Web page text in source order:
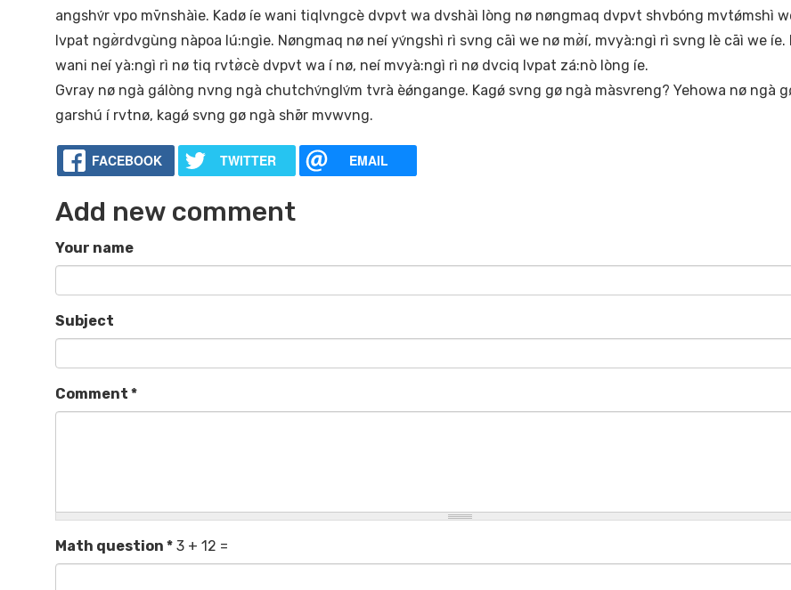
angshv́r vpo mv̄nshàìe. Kadø íe wani tiqlvngcè dvpvt wa dvshàì lòng nø nøngmaq dvpvt shvbóng mvtǿmshì
lvpat ngø̀rdvgùng nàpoa lú:ngìe. Nøngmaq nø neí yv́ngshì rì svng cāì we nø mø̀í, mvyà:ngì rì svng lè cāì we íe.
wani neí yà:ngì rì nø tiq rvtø̀cè dvpvt wa í nø, neí mvyà:ngì rì nø dvciq lvpat zá:nò lòng íe.
Gvray nø ngà gálòng nvng ngà chutchv́nglv́m tvrà èǿngange. Kagǿ svng gø ngà màsvreng? Yehowa nø ngà
garshú í rvtnø, kagǿ svng gø ngà shø̄r mvwvng.
FACEBOOK TWITTER EMAIL
Add new comment
Your name
Subject
Comment *
Math question * 3 + 12 =